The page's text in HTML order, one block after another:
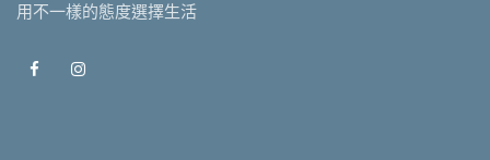
用不一樣的態度選擇生活